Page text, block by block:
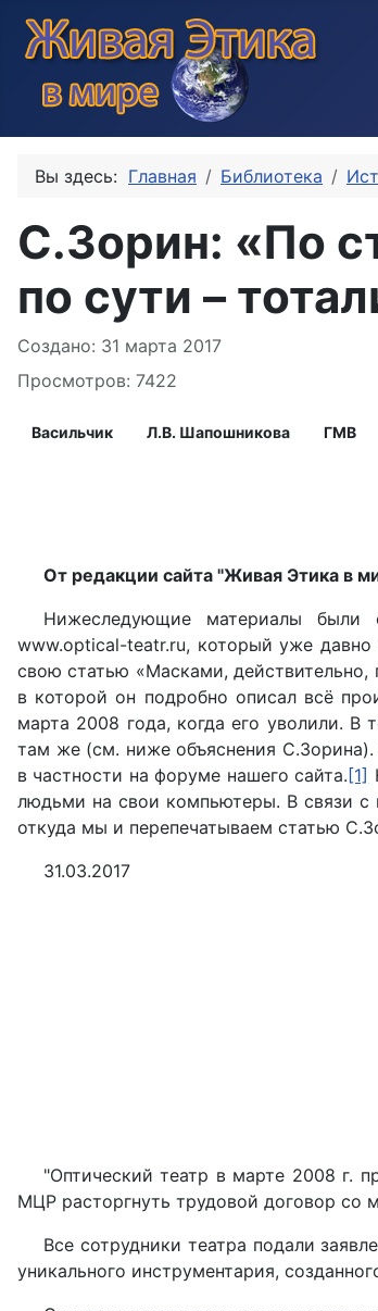
Вы здесь: Главная Библиотека
С.Зорин: «По
по сути –
Информация о материале
Создано: 31 марта 2017
Просмотров: 7422
Васильчик Л.В. Шапошникова ГМВ
От редакции сайта "Живая Этика в
Нижеследующие материалы были
www.optical-teatr.ru, который уже давно
свою статью «Масками, действительно,
в которой он подробно описал всё
марта 2008 года, когда его уволили.
там же (см. ниже объяснения С.Зорина).
в частности на форуме нашего сайта. [1]
людьми на свои компьютеры. В связи с
откуда мы и перепечатываем статью
31.03.2017
"Оптический театр в марте 2008 г.
МЦР расторгнуть трудовой договор со
Все сотрудники театра подали
уникального инструментария,